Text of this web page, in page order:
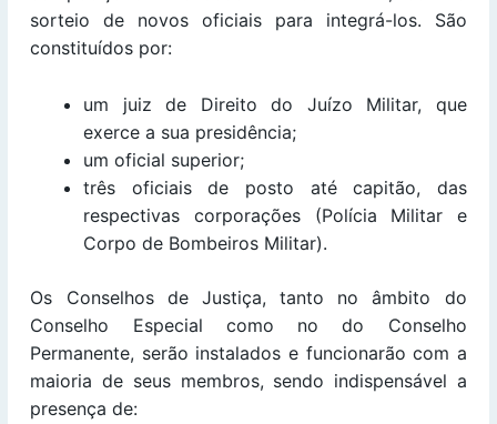
sorteio de novos oficiais para integrá-los. São
constituídos por:
um juiz de Direito do Juízo Militar, que
exerce a sua presidência;
um oficial superior;
três oficiais de posto até capitão, das
respectivas corporações (Polícia Militar e
Corpo de Bombeiros Militar).
Os Conselhos de Justiça, tanto no âmbito do
Conselho Especial como no do Conselho
Permanente, serão instalados e funcionarão com a
maioria de seus membros, sendo indispensável a
presença de: